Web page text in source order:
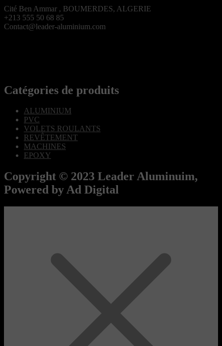
Cité Ben Ammar , BOUMERDES, ALGERIE
+213 555 50 68 85
Contact@leader-aluminium.com
Catégories de produits
ALUMINIUM
PVC
VOLETS ROULANTS
REVÊTEMENT
MACHINES
EPOXY
Copyright © 2023 Leader Aluminuim,
Powered by Ad Digital